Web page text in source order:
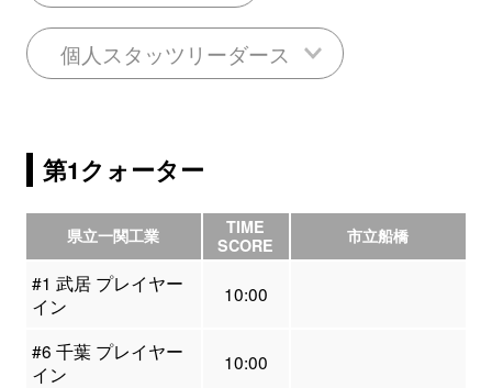
個人スタッツリーダース
第1クォーター
県立一関工業
TIME
SCORE
市立船橋
#1 武居 プレイヤー
イン
10:00
#6 千葉 プレイヤー
イン
10:00